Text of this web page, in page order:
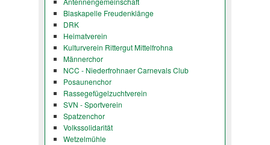
Blaskapelle Freudenklänge
DRK
Heimatverein
Kulturverein Rittergut Mittelfrohna
Männerchor
NCC - Niederfrohnaer Carnevals Club
Posaunenchor
Rassegefügelzuchtverein
SVN - Sportverein
Spatzenchor
Volkssolidarität
Wetzelmühle